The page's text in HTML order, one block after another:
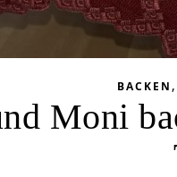
BACKEN ,
Moni